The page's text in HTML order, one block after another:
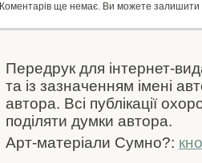
Коментарів ще немає. Ви можете
Передрук для інтернет-
та із зазначенням імені
автора. Всі публікації
поділяти думки автора.
Арт-матеріали Сумно?: